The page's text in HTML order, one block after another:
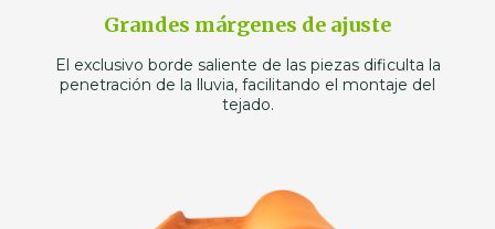
Grandes márgenes de ajuste
El exclusivo borde saliente de las piezas dificulta la
penetración de la lluvia, facilitando el montaje del
tejado.